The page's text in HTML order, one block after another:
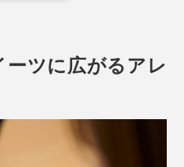
の厳しい審査があるオーガ
リカの有機認証（USDA）
に行われます。
、土壌づくりから丁寧に育
葉のうまみや栄養を丸ごと
ーツに広がるアレ